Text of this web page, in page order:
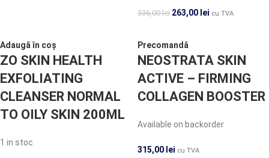
336,00lei 263,00 lei cu TVA
Adaugă în coș
ZO SKIN HEALTH
EXFOLIATING
CLEANSER NORMAL
TO OILY SKIN 200ML
1 in stoc
Precomandă
NEOSTRATA SKIN
ACTIVE – FIRMING
COLLAGEN BOOSTER
Available on backorder
315,00 lei cu TVA